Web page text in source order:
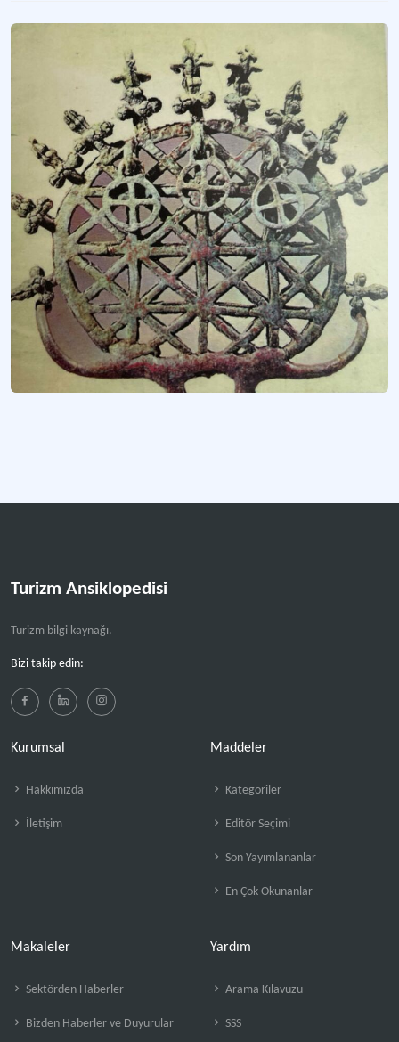
Nevşehir İl Kültür ve Turizm Müdürlüğü
Kültür ve Turizm Bakanlığı’nın Nevşehir ili ölçeğindeki temsilcisi.
Niğde İl Kültür ve Turizm Müdürlüğü
Kültür ve Turizm Bakanlığı’nın Niğde ili ölçeğindeki temsilcisi.
Karabük İl Kültür ve Turizm Müdürlüğü
Kültür ve Turizm Bakanlığı’nın Karabük ili ölçeğindeki temsilcisi.
Karaman İl Kültür ve Turizm Müdürlüğü
Kültür ve Turizm Bakanlığı’nın Karaman ili ölçeğindeki temsilcisi.
Kars İl Kültür ve Turizm Müdürlüğü
Kültür ve Turizm Bakanlığı’nın Kars ili ölçeğindeki temsilcisi.
Kastamonu İl Kültür ve Turizm Müdürlüğü
Turizm Ansiklopedisi
Turizm bilgi kaynağı.
Bizi takip edin:
Kurumsal
Hakkımızda
İletişim
Maddeler
Kategoriler
Editör Seçimi
Son Yayımlananlar
En Çok Okunanlar
Makaleler
Sektörden Haberler
Bizden Haberler ve Duyurular
Yardım
Arama Kılavuzu
SSS